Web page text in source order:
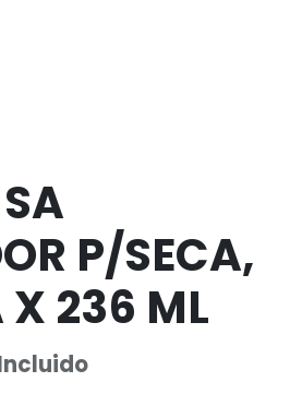
P/SECA,
X 236 ML